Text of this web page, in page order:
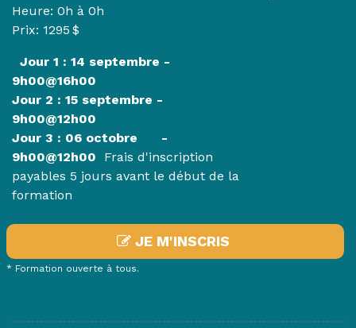
Heure: 0h à 0h
Prix: 1295 $
Jour 1 : 14 septembre -
9h00@16h00
Jour 2 : 15 septembre -
9h00@12h00
Jour 3 : 06 octobre -
9h00@12h00
Frais d'inscription
payables 5 jours avant le début de la
formation
JE M'INSCRIS
* Formation ouverte à tous.